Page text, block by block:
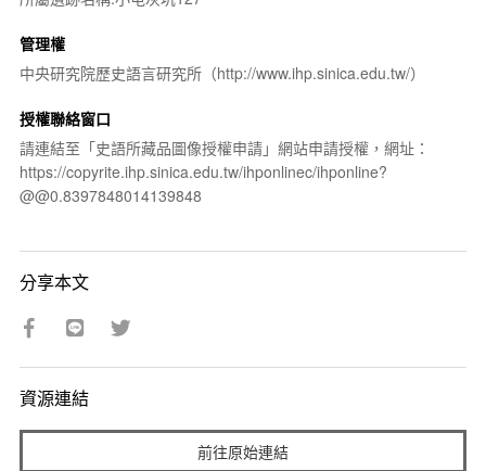
管理權
中央研究院歷史語言研究所（http://www.ihp.sinica.edu.tw/）
授權聯絡窗口
請連結至「史語所藏品圖像授權申請」網站申請授權，網址：
https://copyrite.ihp.sinica.edu.tw/ihponlinec/ihponline?
@@0.8397848014139848
分享本文
資源連結
前往原始連結